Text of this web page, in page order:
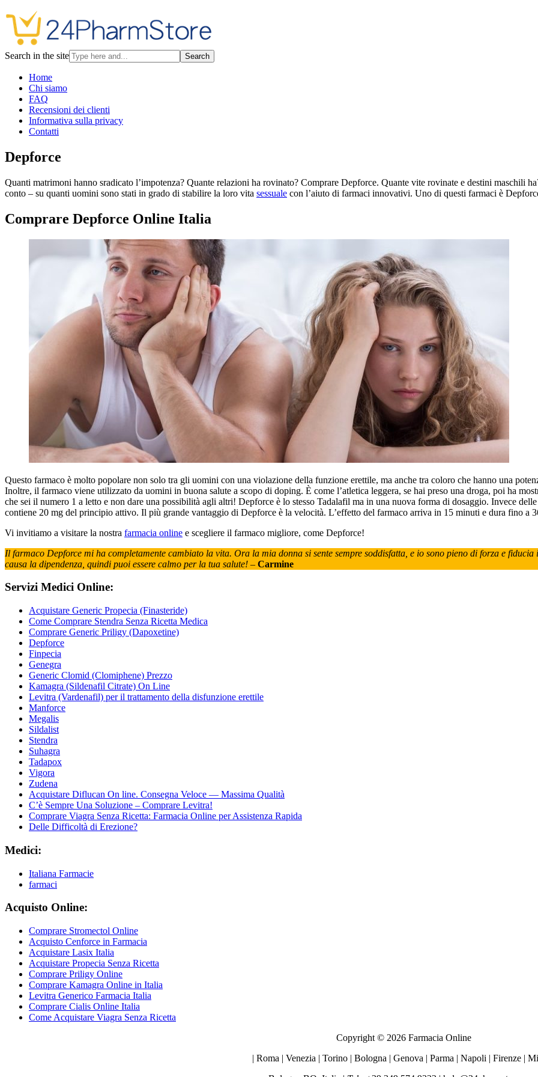
Search in the site Search
Home
Chi siamo
FAQ
Recensioni dei clienti
Informativa sulla privacy
Contatti
Depforce
Quanti matrimoni hanno sradicato l’impotenza? Quante relazioni ha rovinato? Comprare Depforce. Quante vite rovinate e destini maschili
conto – su quanti uomini sono stati in grado di stabilire la loro vita sessuale con l’aiuto di farmaci innovativi. Uno di questi farmaci è
Comprare Depforce Online Italia
Questo farmaco è molto popolare non solo tra gli uomini con una violazione della funzione erettile, ma anche tra coloro che hanno una
Inoltre, il farmaco viene utilizzato da uomini in buona salute a scopo di doping. È come l’atletica leggera, se hai preso una droga, poi ha
che sei il numero 1 a letto e non dare una possibilità agli altri! Depforce è lo stesso Tadalafil ma in una nuova forma di dosaggio. Invece
contiene 20 mg del principio attivo. Il più grande vantaggio di Depforce è la velocità. L’effetto del farmaco arriva in 15 minuti e dura fino a
Vi invitiamo a visitare la nostra farmacia online e scegliere il farmaco migliore, come Depforce!
Il farmaco Depforce mi ha completamente cambiato la vita. Ora la mia donna si sente sempre soddisfatta, e io sono pieno di forza e
causa la dipendenza, quindi puoi essere calmo per la tua salute! – Carmine
Servizi Medici Online:
Acquistare Generic Propecia (Finasteride)
Come Comprare Stendra Senza Ricetta Medica
Comprare Generic Priligy (Dapoxetine)
Depforce
Finpecia
Genegra
Generic Clomid (Clomiphene) Prezzo
Kamagra (Sildenafil Citrate) On Line
Levitra (Vardenafil) per il trattamento della disfunzione erettile
Manforce
Megalis
Sildalist
Stendra
Suhagra
Tadapox
Vigora
Zudena
Acquistare Diflucan On line. Consegna Veloce — Massima Qualità
C’è Sempre Una Soluzione – Comprare Levitra!
Comprare Viagra Senza Ricetta: Farmacia Online per Assistenza Rapida
Delle Difficoltà di Erezione?
Medici:
Italiana Farmacie
farmaci
Acquisto Online:
Comprare Stromectol Online
Acquisto Cenforce in Farmacia
Acquistare Lasix Italia
Acquistare Propecia Senza Ricetta
Comprare Priligy Online
Comprare Kamagra Online in Italia
Levitra Generico Farmacia Italia
Comprare Cialis Online Italia
Come Acquistare Viagra Senza Ricetta
Copyright © 2026 Farmacia Online
| Roma | Venezia | Torino | Bologna | Genova | Parma | Napoli | Firenze |